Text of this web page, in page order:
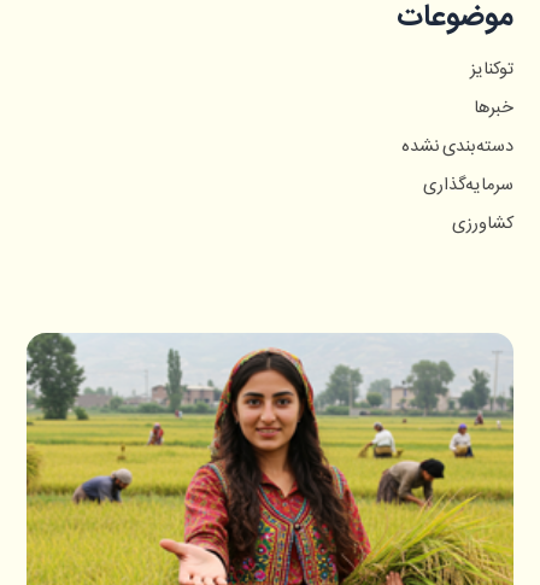
موضوعات
توکنایز
خبرها
دسته‌بندی نشده
سرمایه‌گذاری
کشاورزی